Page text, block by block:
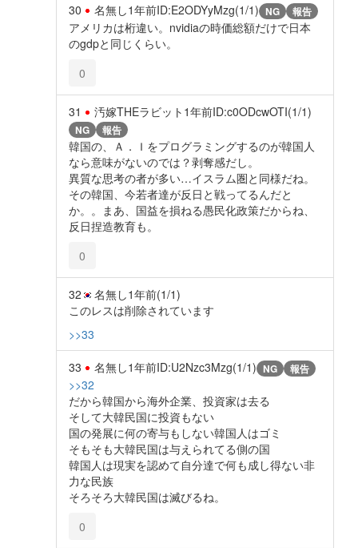
30 名無し1年前ID:E2ODYyMzg(1/1) NG 報告
アメリカは桁違い。nvidiaの時価総額だけで日本
のgdpと同じくらい。
0
31 汚嫁THEラビット 1年前ID:c0ODcwOTI(1/1)
NG 報告
韓国の、Ａ．Ｉをプログラミングするのが韓国人
なら意味がないのでは？剥奪感だし。
異質な思考の者が多い…イスラム圏と同様だね。
その韓国、今若者達が反日と戦ってるんだと
か。。まあ、国益を損ねる愚民化政策だからね、
反日捏造教育も。
0
32 名無し1年前(1/1)
このレスは削除されています
>>33
33 名無し1年前ID:U2Nzc3Mzg(1/1) NG 報告
>>32
だから韓国から海外企業、投資家は去る
そして大韓民国に投資もない
国の発展に何の寄与もしない韓国人はゴミ
そもそも大韓民国は与えられてる側の国
韓国人は現実を認めて自分達で何も成し得ない非
力な民族
そろそろ大韓民国は滅びるね。
0